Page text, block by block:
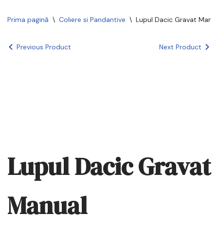
Prima pagină \ Coliere si Pandantive \ Lupul Dacic Gravat
Previous Product Next Product
Lupul Dacic Gravat
Manual